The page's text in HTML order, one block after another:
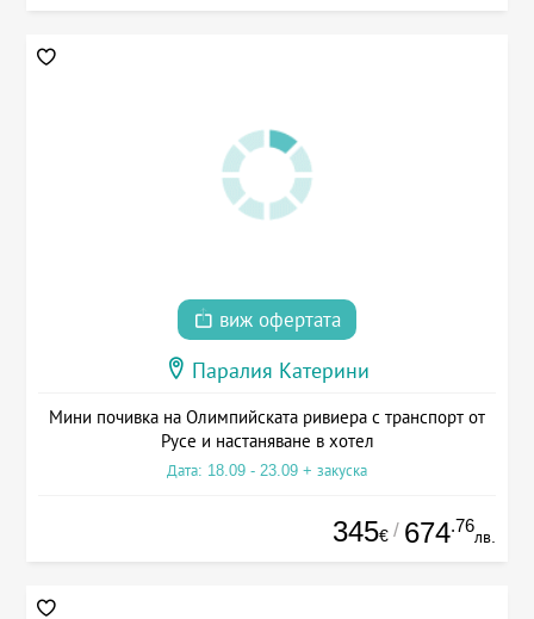
виж офертата
Паралия Катерини
Мини почивка на Олимпийската ривиера с транспорт от
Русе и настаняване в хотел
Дата: 18.09 - 23.09 + закуска
345€ / 674.76
лв.